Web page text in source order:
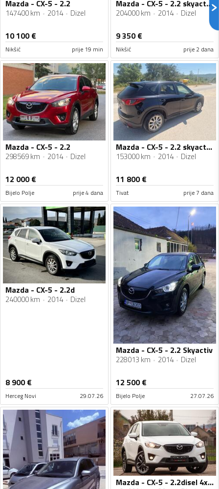
Mazda - CX-5 - 2.2
147400 km 2014 Dizel
10 100€
Nikšić prije 19 min
Mazda - CX-5 - 2.2 skyactive
204000 km 2014 Dizel
9 350€
Nikšić prije 2 dana
Mazda - CX-5 - 2.2
298569 km 2014 Dizel
12 000€
Bijelo Polje prije 4 dana
Mazda - CX-5 - 2.2 skyactive
153000 km 2014 Dizel
11 800€
Tivat prije 7 dana
Mazda - CX-5 - 2.2d
240000 km 2014 Dizel
8 900€
Herceg Novi 29.07.26
Mazda - CX-5 - 2.2 Skyactiv
228013 km 2014 Dizel
12 500€
Bijelo Polje 27.07.26
Mazda - CX-5 - 2.2disel 4x4 Automatik!